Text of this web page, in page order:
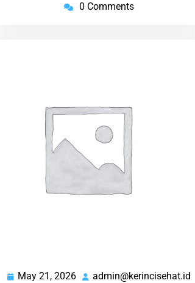
0 Comments
May 21, 2026 Mayadmin@kerincisehat.id